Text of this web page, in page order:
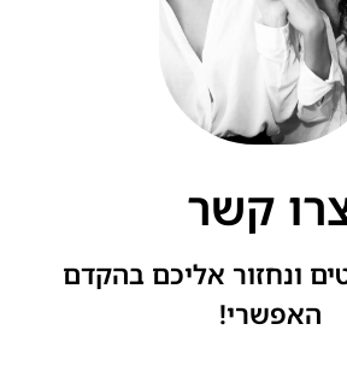
קשר
ונחזור אליכם בהקדם
האפשרי!